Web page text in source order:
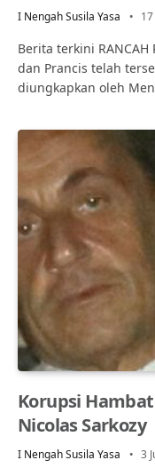
I Nengah Susila Yasa
Berita terkini RANCAH
dan Prancis telah
diungkapkan oleh
Korupsi
Nicolas Sarkozy
I Nengah Susila Yasa 3